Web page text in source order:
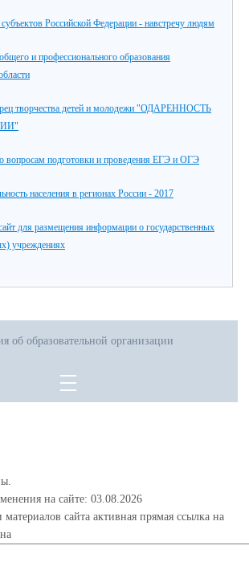
Российской Федерации - навстречу людям
и профессионального образования
творчества детей и молодежи "ОДАРЕННОСТЬ
вопросам подготовки и проведения ЕГЭ и ОГЭ
населения в регионах России - 2017
для размещения информации о государственных
учреждениях
об образовательной организации
на сайте: 03.08.2026
сайта активная прямая ссылка на